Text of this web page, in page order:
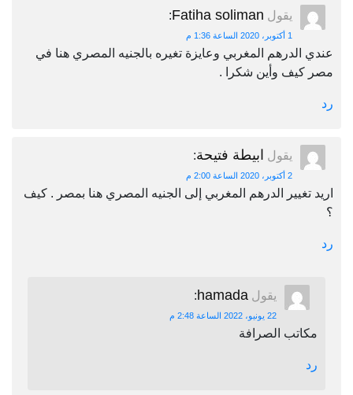
يقول Fatiha soliman
:
1 أكتوبر، 2020 الساعة 1:36 م
عندي الدرهم المغربي وعايزة تغيره بالجنيه المصري هنا في
مصر كيف وأين شكرا .
رد
يقول ابيطة فتيحة:
2 أكتوبر، 2020 الساعة 2:00 م
اريد تغيير الدرهم المغربي إلى الجنيه المصري هنا بمصر . كيف
؟
رد
يقول hamada
:
22 يونيو، 2022 الساعة 2:48 م
مكاتب الصرافة
رد